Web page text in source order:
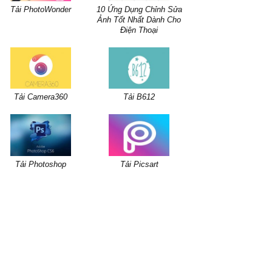
Tải PhotoWonder
10 Ứng Dụng Chỉnh Sửa
Ảnh Tốt Nhất Dành Cho
Điện Thoại
Tải Camera360 Tải B612
Tải Photoshop Tải Picsart